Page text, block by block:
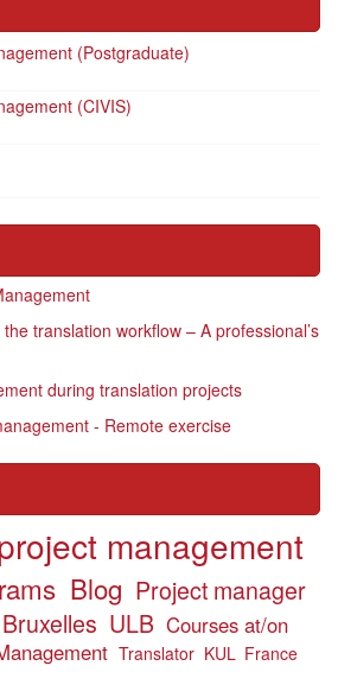
(Postgraduate)
(CIVIS)
translation workflow – A professional’s
during translation projects
- Remote exercise
management
Blog Project manager
Bruxelles ULB Courses at/on
Translator KUL France